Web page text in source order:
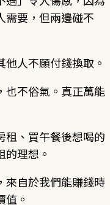
需要，但兩邊碰不
人不願付錢換取。
也不俗氣。真正萬能
租、買午餐後想喝的
理想。
來自於我們能賺錢時
。